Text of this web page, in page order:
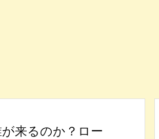
来るのか？ロー